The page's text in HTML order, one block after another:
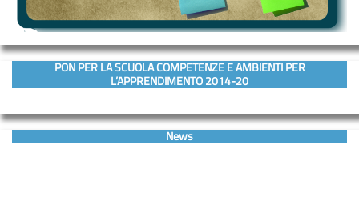
PON PER LA SCUOLA COMPETENZE E AMBIENTI PER
L’APPRENDIMENTO 2014-20
News